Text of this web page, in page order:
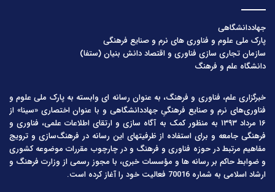
جهاددانشگاهی
پارک ملی علوم و فناوری های نرم و صنایع فرهنگی
سازمان تجاری سازی فناوری و اقتصاد دانش بنیان (ستفا)
دانشگاه علم و فرهنگ
خبرگزاری علم، فناوری و فرهنگ، به عنوان رسانه ای وابسته به پارک ملی علوم و
فناوری‌های نرم و صنایع فرهنگیِ جهاددانشگاهی و با عنوان اختصاری «سینا» از
۱۶ مرداد ۱۳۹۳ به منظور کمک به آگاه سازی و ارتقای اطلاعات علمی، فناوری و
فرهنگی جامعه و برای استفاده از ظرفیتهای این رسانه در فرهنگ‌سازی و ترویج
مفاهیم مرتبط در حوزه فناوری و فرهنگ و در چارچوب مقررات موضوعه کشوری
و ضوابط حاکم بر رسانه ها و مؤسسات خبری، با مجوز رسمی از وزارت فرهنگ و
ارشاد اسلامی به شماره 70016 فعالیت خود را آغاز کرده است.